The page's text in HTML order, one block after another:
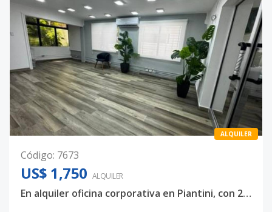
ALQUILER
Código: 7673
US$ 1,750 ALQUILER
En alquiler oficina corporativa en Piantini, con 2 oficinas, A/C, valet parking de oportunidad US $1,750 mensual